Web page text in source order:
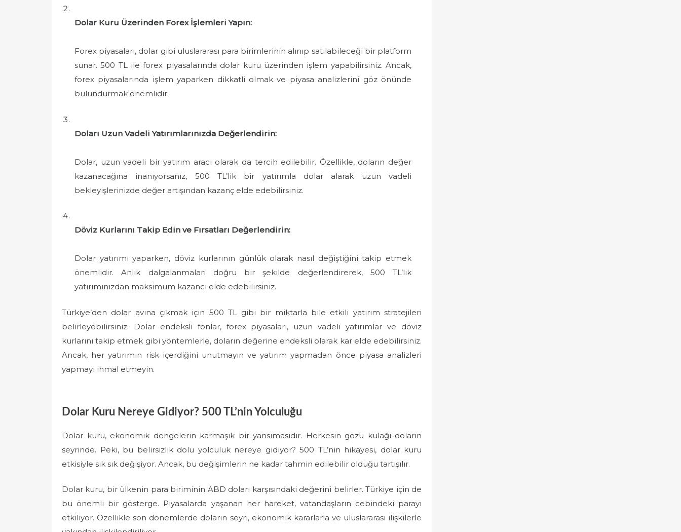
Dolar Kuru Üzerinden Forex İşlemleri Yapın:
Forex piyasaları, dolar gibi uluslararası para birimlerinin alınıp satılabileceği bir platform
sunar. 500 TL ile forex piyasalarında dolar kuru üzerinden işlem yapabilirsiniz. Ancak,
forex piyasalarında işlem yaparken dikkatli olmak ve piyasa analizlerini göz önünde
bulundurmak önemlidir.
Doları Uzun Vadeli Yatırımlarınızda Değerlendirin:
Dolar, uzun vadeli bir yatırım aracı olarak da tercih edilebilir. Özellikle, doların değer
kazanacağına inanıyorsanız, 500 TL’lik bir yatırımla dolar alarak uzun vadeli
bekleyişlerinizde değer artışından kazanç elde edebilirsiniz.
Döviz Kurlarını Takip Edin ve Fırsatları Değerlendirin:
Dolar yatırımı yaparken, döviz kurlarının günlük olarak nasıl değiştiğini takip etmek
önemlidir. Anlık dalgalanmaları doğru bir şekilde değerlendirerek, 500 TL’lik
yatırımınızdan maksimum kazancı elde edebilirsiniz.
Türkiye’den dolar avına çıkmak için 500 TL gibi bir miktarla bile etkili yatırım stratejileri
belirleyebilirsiniz. Dolar endeksli fonlar, forex piyasaları, uzun vadeli yatırımlar ve döviz
kurlarını takip etmek gibi yöntemlerle, doların değerine endeksli olarak kar elde edebilirsiniz.
Ancak, her yatırımın risk içerdiğini unutmayın ve yatırım yapmadan önce piyasa analizleri
yapmayı ihmal etmeyin.
Dolar Kuru Nereye Gidiyor? 500 TL’nin Yolculuğu
Dolar kuru, ekonomik dengelerin karmaşık bir yansımasıdır. Herkesin gözü kulağı doların
seyrinde. Peki, bu belirsizlik dolu yolculuk nereye gidiyor? 500 TL’nin hikayesi, dolar kuru
etkisiyle sık sık değişiyor. Ancak, bu değişimlerin ne kadar tahmin edilebilir olduğu tartışılır.
Dolar kuru, bir ülkenin para biriminin ABD doları karşısındaki değerini belirler. Türkiye için de
bu önemli bir gösterge. Piyasalarda yaşanan her hareket, vatandaşların cebindeki parayı
etkiliyor. Özellikle son dönemlerde doların seyri, ekonomik kararlarla ve uluslararası ilişkilerle